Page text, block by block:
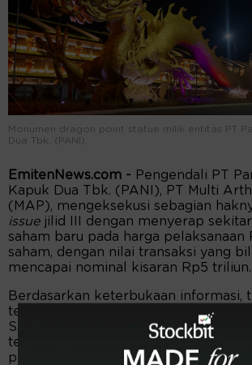
Monumen dragon point statue milik entitas PT
Dua Tbk. (PANI).
EmitenNews.com - Pengendali PT
Kapuk Dua Tbk. (PANI), PT Multi
(MAP), mengeksekusi sebagian
issuejilid III dengan menyerap sekitar
saham baru pada harga pelaksanaan
saham, dengan nilai transaksi yang
mencapai nominal kisaran Rp5 triliun.
Berdasarkan keterbukaan informasi,
tersebut dilakukan pada Kamis, 18
Selanjutnya, kepemilikan langsung
tercatat turun dari 87,78% menjadi
partisipasi pemegang saham lainnya